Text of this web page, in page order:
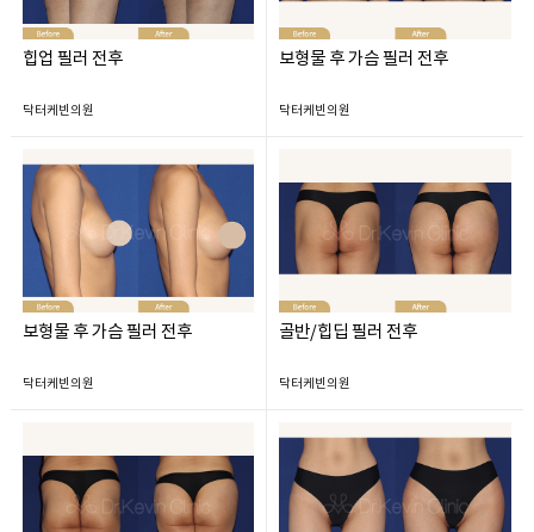
힙업 필러 전후
닥터케빈의원
보형물 후 가슴 필러 전후
닥터케빈의원
보형물 후 가슴 필러 전후
닥터케빈의원
골반/힙딥 필러 전후
닥터케빈의원